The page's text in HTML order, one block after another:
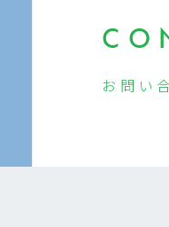
お問い